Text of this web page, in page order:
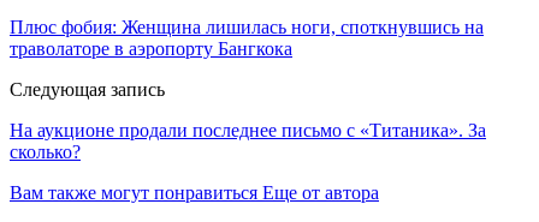
Плюс фобия: Женщина лишилась ноги, споткнувшись на
траволаторе в аэропорту Бангкока
Следующая запись
На аукционе продали последнее письмо с «Титаника». За
сколько?
Вам также могут понравиться Еще от автора